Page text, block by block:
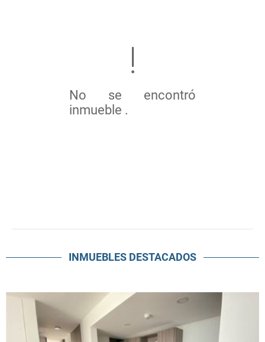
No se encontró
inmueble .
INMUEBLES DESTACADOS